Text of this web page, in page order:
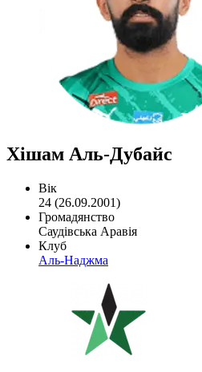
Хішам Аль-Дубайс
Вік
24 (26.09.2001)
Громадянство
Саудівська Аравія
Клуб
Аль-Наджма